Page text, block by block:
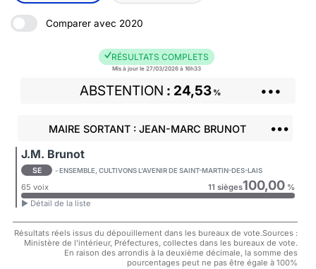
Comparer avec 2020
RÉSULTATS COMPLETS
Mis à jour le 27/03/2026 à 16h33
ABSTENTION 24,53 % •••
MAIRE SORTANT : JEAN-MARC BRUNOT •••
J.M. Brunot
SE - ENSEMBLE, CULTIVONS L'AVENIR DE SAINT-MARTIN-DES-LAIS
65 voix 11 sièges100,00%
► Détail de la liste
Résultats réels issus du dépouillement dans les bureaux de vote.Sources :
Ministère de l'intérieur, Préfectures, collectes dans les bureaux de vote.
En raison des arrondis à la deuxième décimale, la somme des
pourcentages peut ne pas être égale à 100%